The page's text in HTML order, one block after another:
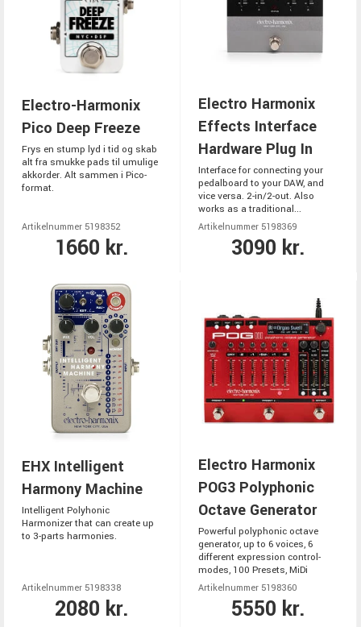
Electro-Harmonix
Pico Deep Freeze
Frys en stump lyd i tid og skab
alt fra smukke pads til umulige
akkorder. Alt sammen i Pico-
format.
Artikelnummer 5198352
1660 kr.
Electro Harmonix
Effects Interface
Hardware Plug In
Interface for connecting your
pedalboard to your DAW, and
vice versa. 2-in/2-out. Also
works as a traditional...
Artikelnummer 5198369
3090 kr.
EHX Intelligent
Harmony Machine
Intelligent Polyhonic
Harmonizer that can create up
to 3-parts harmonies.
Artikelnummer 5198338
2080 kr.
Electro Harmonix
POG3 Polyphonic
Octave Generator
Powerful polyphonic octave
generator, up to 6 voices, 6
different expression control-
modes, 100 Presets, MiDi
Artikelnummer 5198360
5550 kr.